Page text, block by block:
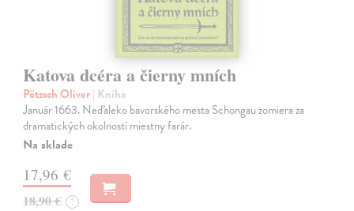
Katova dcéra a čierny mních
Pötzsch Oliver| Kniha
Január 1663. Neďaleko bavorského mesta Schongau zomiera za
dramatických okolností miestny farár.
Na sklade
17,96 €
18,90 € ?